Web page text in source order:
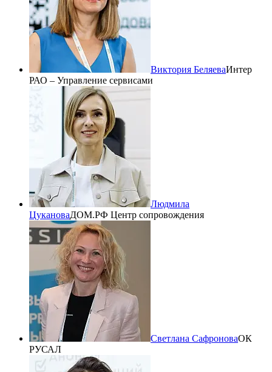
Виктория БеляеваИнтер
РАО – Управление сервисами
Людмила
ЦукановаДОМ.РФ Центр сопровождения
Светлана СафроноваОК
РУСАЛ